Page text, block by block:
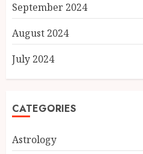
September 2024
August 2024
July 2024
CATEGORIES
Astrology